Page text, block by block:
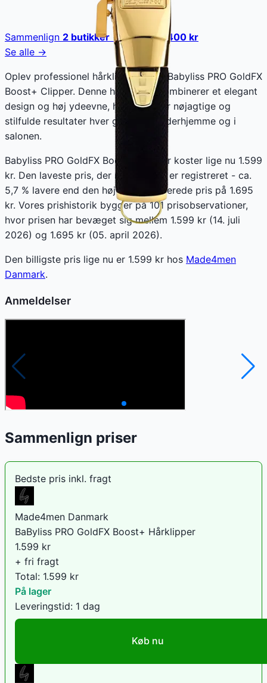
Sammenlign 2 butikker · spar op til400 kr
Se alle →
Oplev professionel hårklipning med Babyliss PRO GoldFX
Boost+ Clipper. Denne hårklipper kombinerer et elegant
design og høj ydeevne, hvilket sikrer nøjagtige og
stilfulde resultater hver gang, både derhjemme og i
salonen.
Babyliss PRO GoldFX Boost+ Clipper koster lige nu 1.599
kr. Den laveste pris, der nogensinde er registreret - ca.
5,7 % lavere end den højeste registrerede pris på 1.695
kr. Vores prishistorik bygger på 101 prisobservationer,
hvor prisen har bevæget sig mellem 1.599 kr (14. juli
2026) og 1.695 kr (05. april 2026).
Den billigste pris lige nu er 1.599 kr hos Made4men
Danmark.
Anmeldelser
Sammenlign priser
Bedste pris inkl. fragt
Made4men Danmark
BaByliss PRO GoldFX Boost+ Hårklipper
1.599 kr
+ fri fragt
Total: 1.599 kr
På lager
Leveringstid: 1 dag
Køb nu